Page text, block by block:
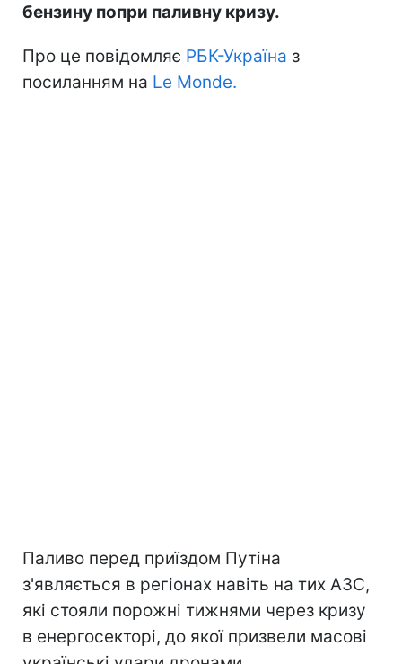
бензину попри паливну кризу.
Про це повідомляє РБК-Україна з
посиланням на Le Monde.
Паливо перед приїздом Путіна
з'являється в регіонах навіть на тих АЗС,
які стояли порожні тижнями через кризу
в енергосекторі, до якої призвели масові